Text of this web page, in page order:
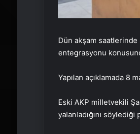
Dün akşam saatlerinde
entegrasyonu
Yapılan açıklamada 8
Eski AKP milletvekili
yalanladığını